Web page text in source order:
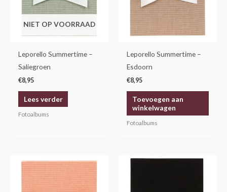
NIET OP VOORRAAD
Leporello Summertime –
Saliegroen
€8,95
Lees verder
Fotoalbums
Leporello Summertime –
Esdoorn
€8,95
Toevoegen aan
winkelwagen
Fotoalbums